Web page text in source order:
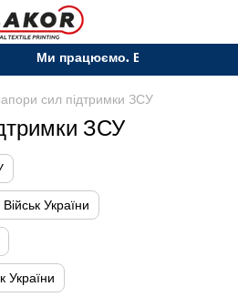
Ми працюємо. Все буде Україна!
сил підтримки ЗСУ
ЗСУ
України
України